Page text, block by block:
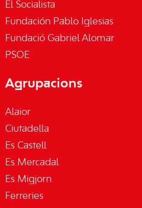
El Socialista
Fundación Pablo Iglesias
Fundació Gabriel Alomar
PSOE
Agrupacions
Alaior
Ciutadella
Es Castell
Es Mercadal
Es Migjorn
Ferreries